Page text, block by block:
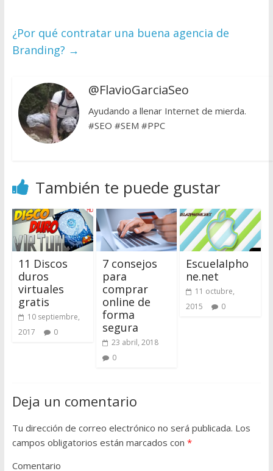
¿Por qué contratar una buena agencia de
Branding? →
@FlavioGarciaSeo
Ayudando a llenar Internet de mierda.
#SEO #SEM #PPC
También te puede gustar
11 Discos
duros
virtuales
gratis
10 septiembre,
2017
0
7 consejos
para
comprar
online de
forma
segura
23 abril, 2018
0
EscuelaIpho
ne.net
11 octubre,
2015
0
Deja un comentario
Tu dirección de correo electrónico no será publicada. Los
campos obligatorios están marcados con *
Comentario